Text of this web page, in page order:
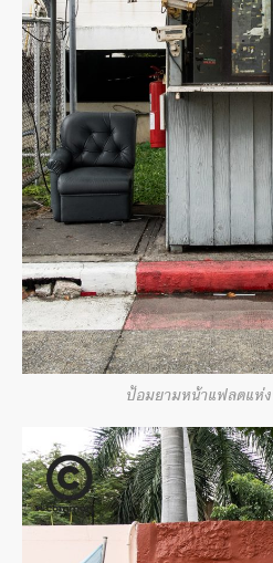
ป้อมยามหน้าแฟลตแห่